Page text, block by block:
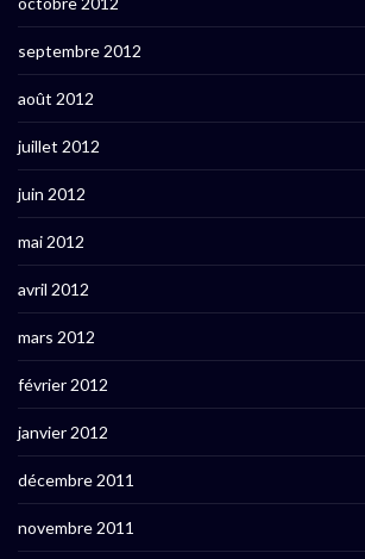
septembre 2012
août 2012
juillet 2012
juin 2012
mai 2012
avril 2012
mars 2012
février 2012
janvier 2012
décembre 2011
novembre 2011